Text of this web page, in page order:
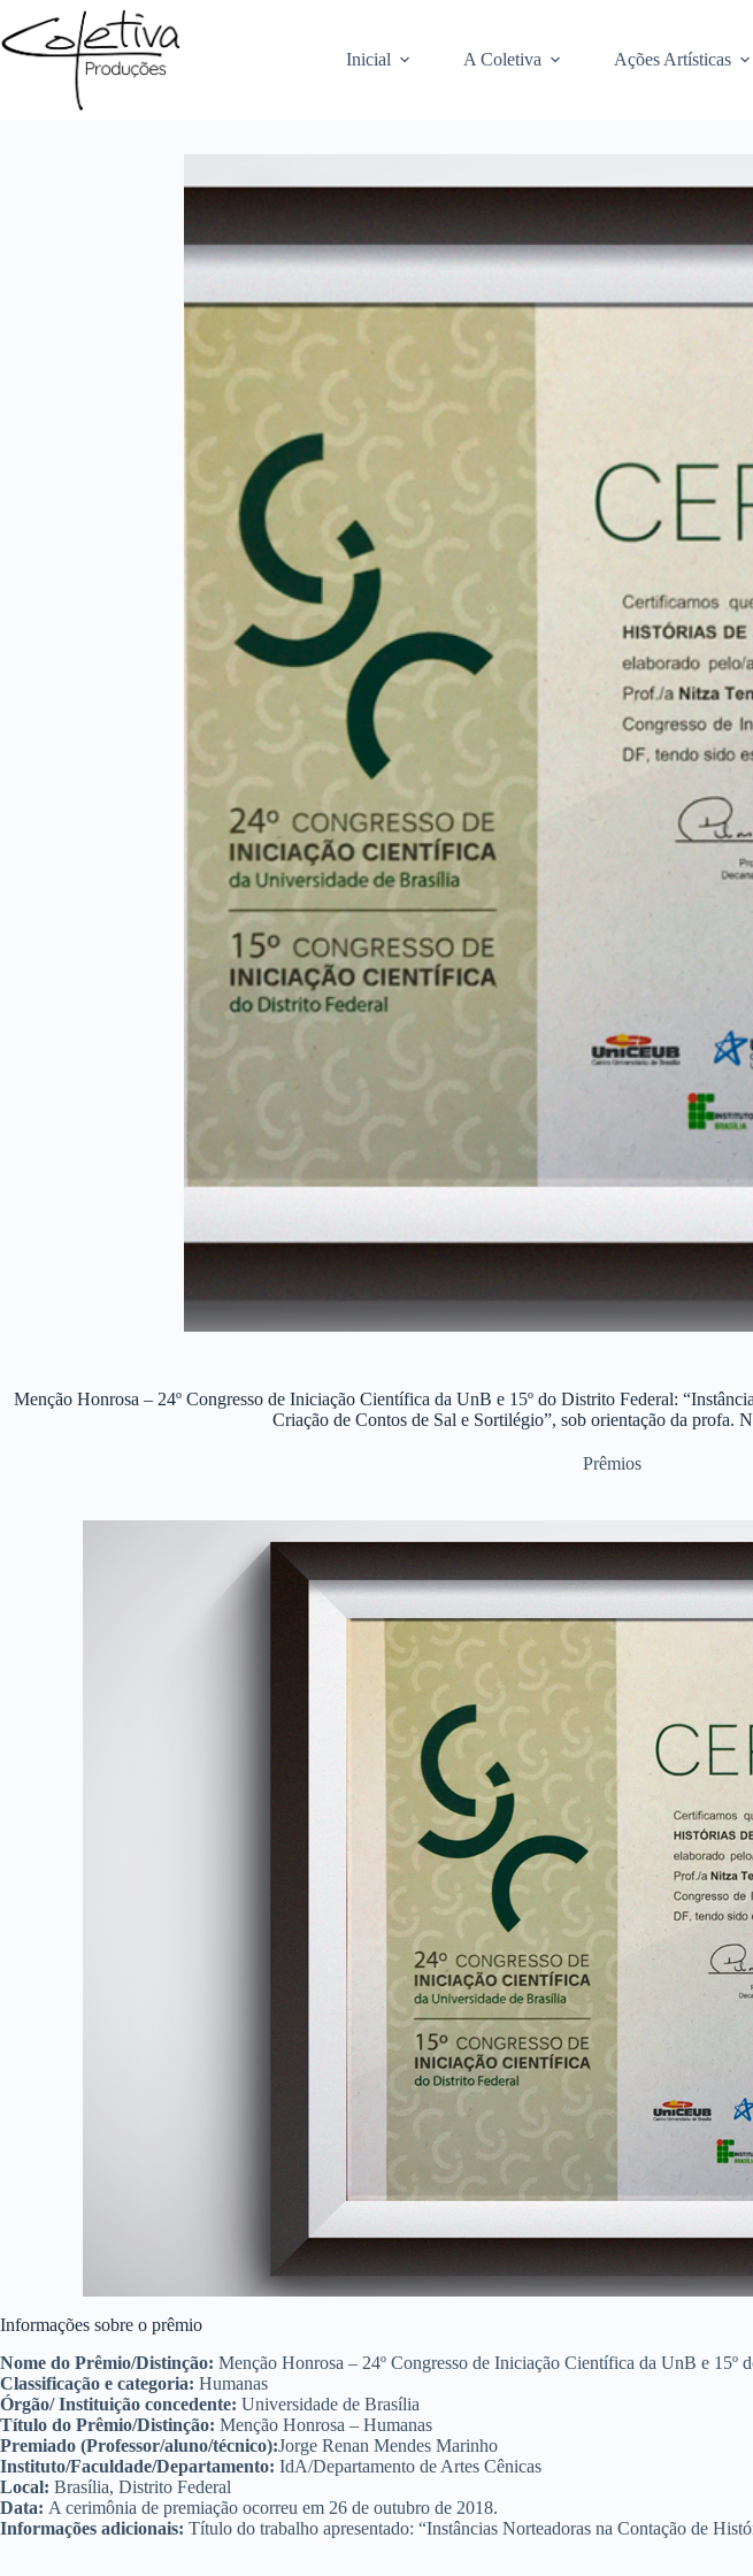
para
o
Inicial A Coletiva Ações Artísticas
Menção Honrosa – 24º Congresso de Iniciação Científica da UnB e 15º do Distrito Federal:
Criação de Contos de Sal e Sortilégio”, sob orientação da profa.
Prêmios
Informações sobre o prêmio
Nome do Prêmio/Distinção: Menção Honrosa – 24º Congresso de Iniciação Científica da UnB e 15º
Classificação e categoria: Humanas
Órgão/ Instituição concedente: Universidade de Brasília
Título do Prêmio/Distinção: Menção Honrosa – Humanas
Premiado (Professor/aluno/técnico):Jorge Renan Mendes Marinho
Instituto/Faculdade/Departamento: IdA/Departamento de Artes Cênicas
Local: Brasília, Distrito Federal
Data: A cerimônia de premiação ocorreu em 26 de outubro de 2018.
Informações adicionais: Título do trabalho apresentado: “Instâncias Norteadoras na Contação de